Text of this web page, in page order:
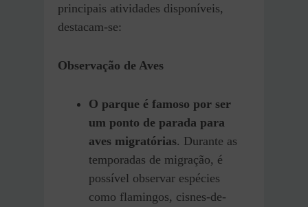
principais atividades disponíveis,
destacam-se:
Observação de Aves
O parque é famoso por ser
um ponto de parada para
aves migratórias. Durante as
temporadas de migração, é
possível observar espécies
como flamingos, cisnes-de-